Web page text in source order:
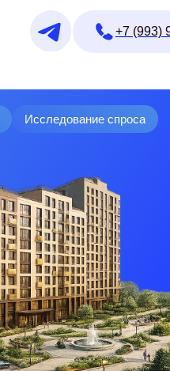
+7 (993) 992–05–20
Исследование спроса